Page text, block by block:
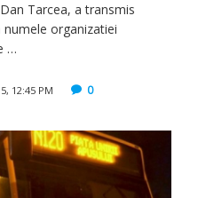
Tarcea, a transmis
organizatiei
…
12:45 PM 0